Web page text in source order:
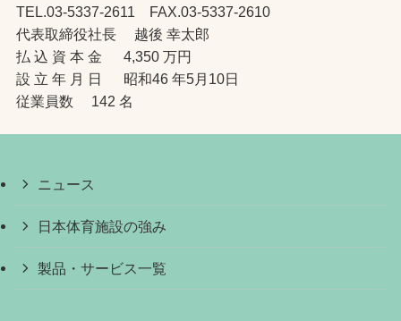
TEL.03-5337-2611 FAX.03-5337-2610
代表取締役社長 越後 幸太郎
払 込 資 本 金 4,350 万円
設 立 年 月 日 昭和46 年5月10日
従業員数 142 名
ニュース
日本体育施設の強み
製品・サービス一覧